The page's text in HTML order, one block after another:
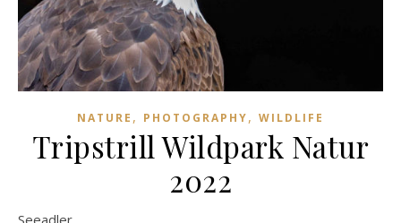
NATURE , PHOTOGRAPHY, WILDLIFE
Tripstrill Wildpark Natur
2022
Seeadler